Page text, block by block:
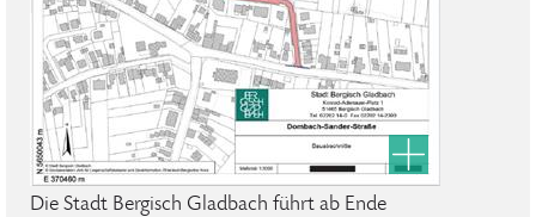
Die Stadt Bergisch Gladbach führt ab Ende